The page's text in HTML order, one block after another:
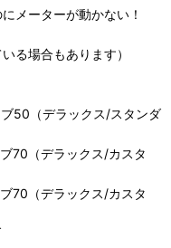
メーターが動かない！
る場合もあります）
50（デラックス/スタンダ
70（デラックス/カスタ
70（デラックス/カスタ